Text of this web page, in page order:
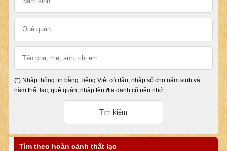
(*) Nhập thông tin bằng Tiếng Việt có dấu, nhập số cho năm sinh và
năm thất lạc, quê quán, nhập tên địa danh cũ nếu nhớ
Tìm theo hoàn cảnh thất lạc